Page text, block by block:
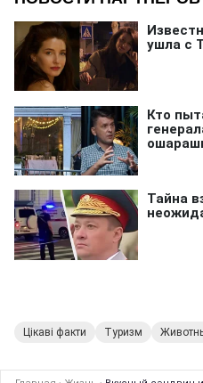
Цікаві факти Туризм